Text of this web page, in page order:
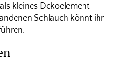
kleines Dekoelement
Schlauch könnt ihr